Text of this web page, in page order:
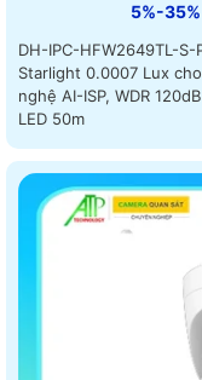
5%-35%
DH-IPC-HFW2649TL-
Starlight 0.0007 Lux cho
nghệ AI-ISP, WDR
LED 50m